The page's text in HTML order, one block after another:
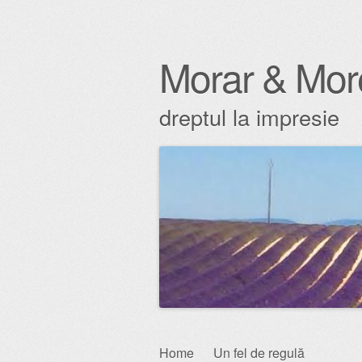
Morar &
dreptul la impresie
Skip
Home Un fel de regulă